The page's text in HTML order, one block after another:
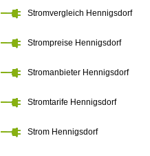
Stromvergleich Hennigsdorf
Strompreise Hennigsdorf
Stromanbieter Hennigsdorf
Stromtarife Hennigsdorf
Strom Hennigsdorf